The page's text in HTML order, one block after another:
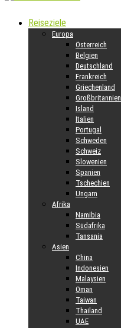
Reiseziele
Europa
Österreich
Belgien
Deutschland
Frankreich
Griechenland
Großbritannien
Island
Italien
Portugal
Schweden
Schweiz
Slowenien
Spanien
Tschechien
Ungarn
Afrika
Namibia
Südafrika
Tansania
Asien
China
Indonesien
Malaysien
Oman
Taiwan
Thailand
UAE